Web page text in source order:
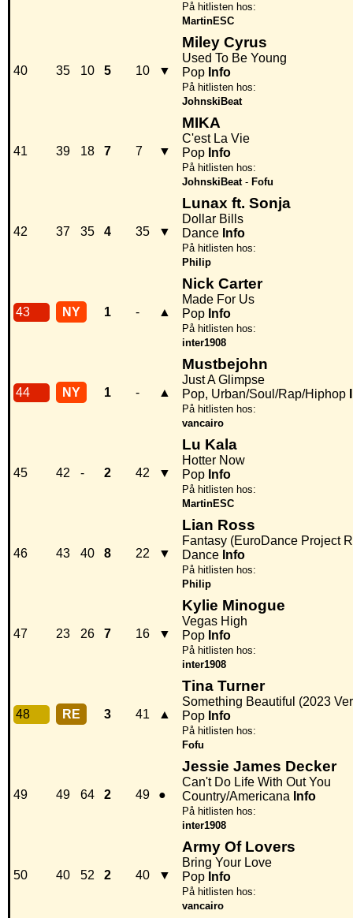
På hitlisten hos:
MartinESC
40 35 10 5 10 ▼
Miley Cyrus
Used To Be Young
Pop Info
På hitlisten hos:
JohnskiBeat
41 39 18 7 7 ▼
MIKA
C'est La Vie
Pop Info
På hitlisten hos:
JohnskiBeat- Fofu
42 37 35 4 35 ▼
Lunax ft. Sonja
Dollar Bills
Dance Info
På hitlisten hos:
Philip
43 NY 1 - ▲
Nick Carter
Made For Us
Pop Info
På hitlisten hos:
inter1908
44 NY 1 - ▲
Mustbejohn
Just A Glimpse
Pop, Urban/Soul/Rap/Hiphop
På hitlisten hos:
vancairo
45 42 - 2 42 ▼
Lu Kala
Hotter Now
Pop Info
På hitlisten hos:
MartinESC
46 43 40 8 22 ▼
Lian Ross
Fantasy (EuroDance Project
Dance Info
På hitlisten hos:
Philip
47 23 26 7 16 ▼
Kylie Minogue
Vegas High
Pop Info
På hitlisten hos:
inter1908
48 RE 3 41 ▲
Tina Turner
Something Beautiful (2023
Pop Info
På hitlisten hos:
Fofu
49 49 64 2 49 ●
Jessie James Decker
Can't Do Life With Out You
Country/Americana Info
På hitlisten hos:
inter1908
50 40 52 2 40 ▼
Army Of Lovers
Bring Your Love
Pop Info
På hitlisten hos:
vancairo